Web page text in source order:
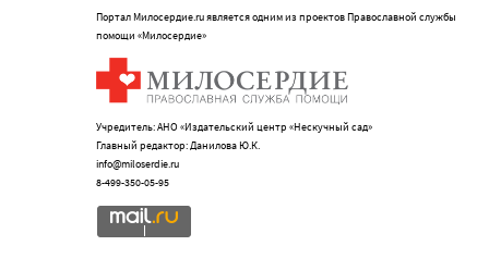
Портал Милосердие.ru является одним из проектов Православной службы
помощи «Милосердие»
Учредитель: АНО «Издательский центр «Нескучный сад»
Главный редактор: Данилова Ю.К.
info@miloserdie.ru
8-499-350-05-95